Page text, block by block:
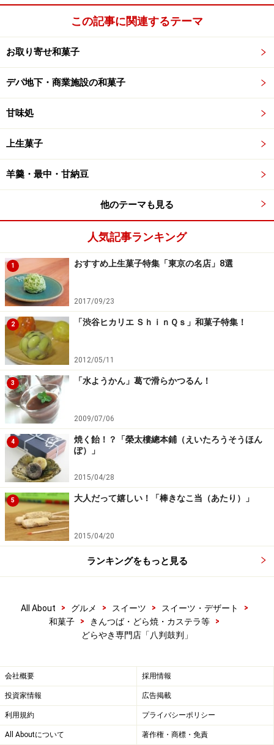
製造日を含めて３日の日保ち
＜店舗情報＞
八判鼓判
東京都千代田区丸の内1-9-1
※JR「東京」駅 八重洲北口改札を出てすぐ。
電話：03-3212-8011（代表）
営業時間：10:00～20:00（平日は～21:00）
※記事内容は執筆時点のものです。最新の内容をご確認くださ
い。
※メニューや料金などのデータは、取材時または記事公開時点で
の内容です。
この記事に関連するテーマ
お取り寄せ和菓子
デパ地下・商業施設の和菓子
甘味処
上生菓子
羊羹・最中・甘納豆
他のテーマも見る
人気記事ランキング
1 おすすめ上生菓子特集「東京の名店」8選
2017/09/23
2 「渋谷ヒカリエ ＳｈｉｎＱｓ」和菓子特集！
2012/05/11
3 「水ようかん」葛で滑らかつるん！
2009/07/06
4
焼く飴！？「榮太樓總本鋪（えいたろうそうほん
ぽ）」
2015/04/28
5 大人だって嬉しい！「棒きなこ当（あたり）」
2015/04/20
ランキングをもっと見る
All About > グルメ > スイーツ > スイーツ・デザート
>
和菓子
> きんつば・どら焼・カステラ等
>
どらやき専門店「八判鼓判」
会社概要 採用情報
投資家情報 広告掲載
利用規約 プライバシーポリシー
All Aboutについて 著作権・商標・免責